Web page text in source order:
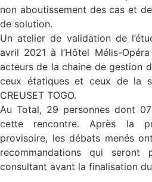
non aboutissement des cas et
de solution.
Un atelier de validation de
avril 2021 à l’Hôtel Mélis-
acteurs de la chaine de gestion
ceux étatiques et ceux de la
CREUSET TOGO.
Au Total, 29 personnes dont
cette rencontre. Après la
provisoire, les débats menés
recommandations qui
consultant avant la finalisation